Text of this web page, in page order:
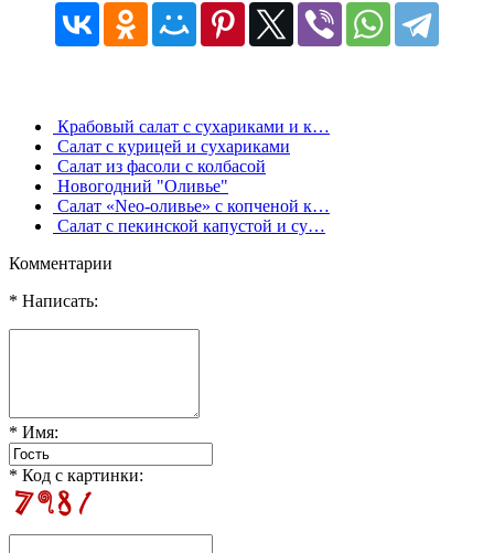
Крабовый салат с сухариками и к…
Салат с курицей и сухариками
Салат из фасоли с колбасой
Новогодний "Оливье"
Салат «Neo-оливье» с копченой к…
Салат с пекинской капустой и су…
Комментарии
* Написать:
* Имя:
* Код с картинки: